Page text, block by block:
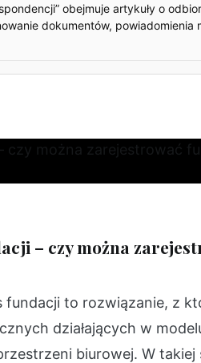
obejmuje artykuły o
dokumentów,
– czy można
fundacji to rozwiązanie, z
działających w
biurowej. W takiej